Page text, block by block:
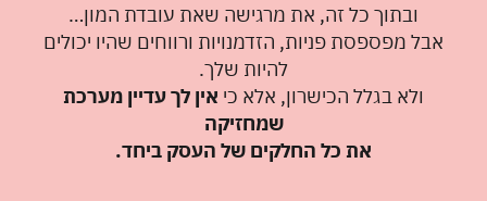
ובתוך כל זה, את מרגישה שאת עובדת המון…
אבל מפספסת פניות, הזדמנויות ורווחים שהיו יכולים
להיות שלך.
ולא בגלל הכישרון, אלא כי אין לך עדיין מערכת
שמחזיקה
את כל החלקים של העסק ביחד.